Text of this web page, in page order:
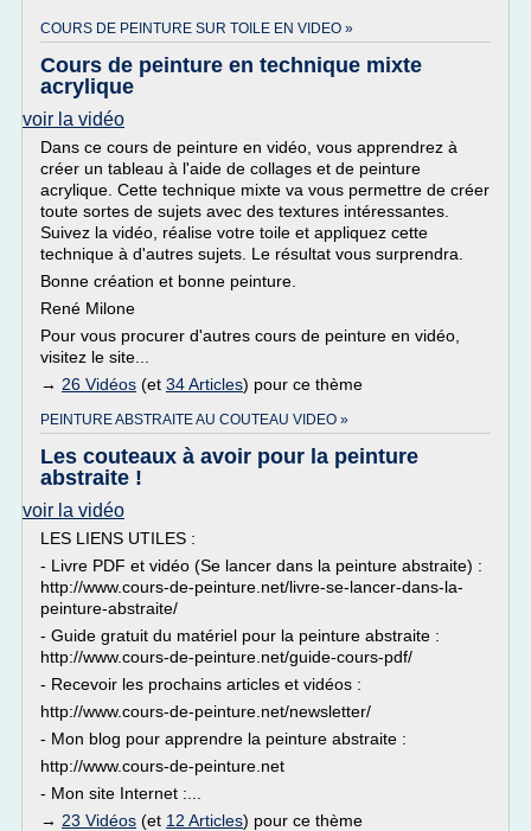
COURS DE PEINTURE SUR TOILE EN VIDEO »
Cours de peinture en technique mixte
acrylique
voir la vidéo
Dans ce cours de peinture en vidéo, vous apprendrez à
créer un tableau à l'aide de collages et de peinture
acrylique. Cette technique mixte va vous permettre de créer
toute sortes de sujets avec des textures intéressantes.
Suivez la vidéo, réalise votre toile et appliquez cette
technique à d'autres sujets. Le résultat vous surprendra.
Bonne création et bonne peinture.
René Milone
Pour vous procurer d'autres cours de peinture en vidéo,
visitez le site...
→ 26 Vidéos (et 34 Articles) pour ce thème
PEINTURE ABSTRAITE AU COUTEAU VIDEO »
Les couteaux à avoir pour la peinture
abstraite !
voir la vidéo
LES LIENS UTILES :
- Livre PDF et vidéo (Se lancer dans la peinture abstraite) :
http://www.cours-de-peinture.net/livre-se-lancer-dans-la-
peinture-abstraite/
- Guide gratuit du matériel pour la peinture abstraite :
http://www.cours-de-peinture.net/guide-cours-pdf/
- Recevoir les prochains articles et vidéos :
http://www.cours-de-peinture.net/newsletter/
- Mon blog pour apprendre la peinture abstraite :
http://www.cours-de-peinture.net
- Mon site Internet :...
→ 23 Vidéos (et 12 Articles) pour ce thème